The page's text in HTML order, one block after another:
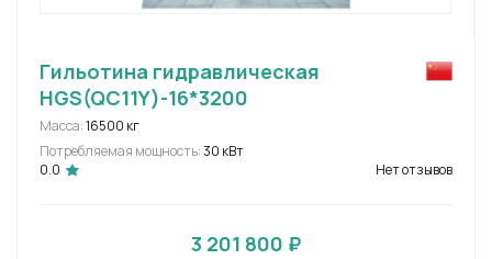
Гильотина гидравлическая
HGS(QC11Y)-16*3200
Масса:16500 кг
Потребляемая мощность:30 кВт
0.0
Нет отзывов
3 201 800 ₽